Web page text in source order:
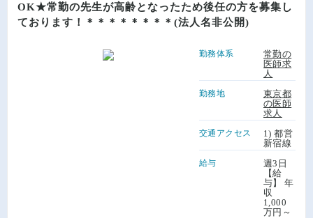
OK★常勤の先生が高齢となったため後任の方を募集し
ております！＊＊＊＊＊＊＊＊(法人名非公開)
勤務体系
常勤の
医師求
人
勤務地
東京都
の医師
求人
交通アクセス
1) 都営
新宿線
給与
週3日
【給
与】 年
収
1,000
万円～